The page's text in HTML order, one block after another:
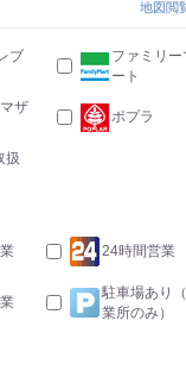
地図閲
ブ
ファミリー
ート
ザ
ポプラ
扱
24時間営業
駐車場あり
業所のみ）